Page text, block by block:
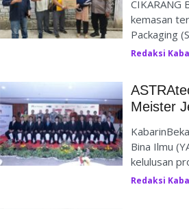
CIKARANG
kemasan
Packaging
Redaksi
Meister
Bina Ilmu
kelulusan
Redaksi